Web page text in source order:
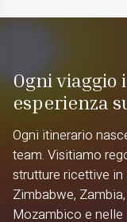
Ogni viaggio
esperienza
Ogni itinerario
team. Visitiamo
strutture ricettive
Zimbabwe,
Mozambico e